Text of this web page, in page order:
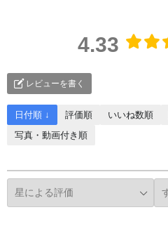
4.33
レビューを書く
日付順 ↓ 評価順 いいね数順
写真・動画付き順